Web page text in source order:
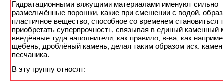
Гидратационными вяжущими материалами именуют сильно
размельчённые порошки, какие при смешении с водой,
пластичное вещество, способное со временем становиться
приобретать суперпрочность, связывая в единый каменный
введённые туда наполнители, как правило, в-ва, как
щебень, дроблёный камень, делая таким образом иск.
песчаника.
В эту группу относят: